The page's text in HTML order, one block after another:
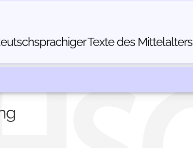
Texte des Mittelalters